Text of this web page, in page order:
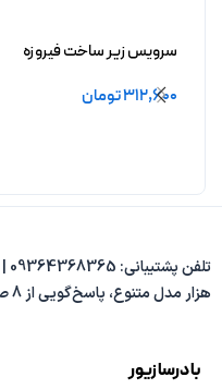
سرویس زیر ساخت فیروزه
312,600تومان
هزار مدل متنوع، پاسخ‌گویی از 8 صبح تا 8 شب.
با درسا زیور